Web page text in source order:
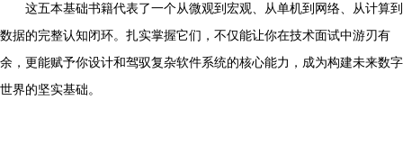
这五本基础书籍代表了一个从微观到宏观、从单机到网络、从计算到
数据的完整认知闭环。扎实掌握它们，不仅能让你在技术面试中游刃有
余，更能赋予你设计和驾驭复杂软件系统的核心能力，成为构建未来数字
世界的坚实基础。